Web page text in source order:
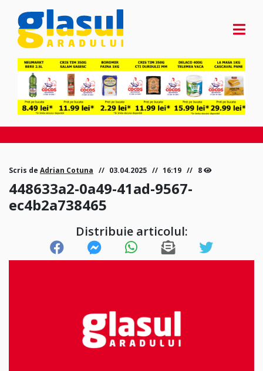
Scris de Adrian Cotuna 03.04.2025 16:19 8
448633a2-0a49-41ad-9567-
ec4b2a738465
Distribuie articolul: